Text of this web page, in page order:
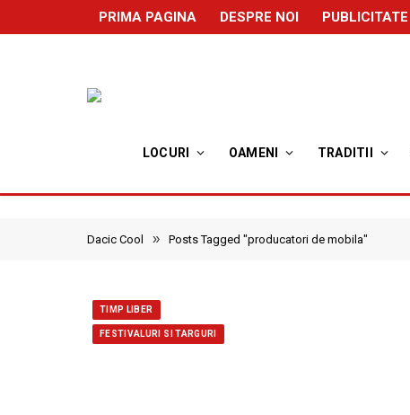
PRIMA PAGINA DESPRE NOI PUBLICITATE
LOCURI OAMENI TRADITII
Dacic Cool » Posts Tagged "producatori de mobila"
TIMP LIBER
FESTIVALURI SI TARGURI